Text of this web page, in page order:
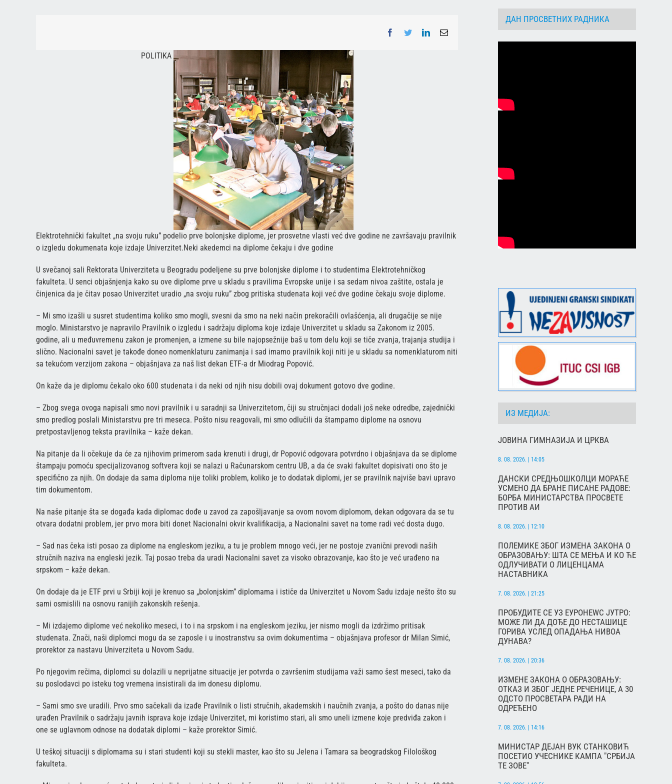
Facebook
TwitterLinkedInEmail
POLITIKA
Elektrotehnički fakultet „na svoju ruku” podelio prve bolonjske diplome, jer prosvetne vlasti već dve godine ne završavaju pravilnik
o izgledu dokumenata koje izdaje Univerzitet.Neki akedemci na diplome čekaju i dve godine
U svečanoj sali Rektorata Univerziteta u Beogradu podeljene su prve bolonjske diplome i to studentima Elektrotehničkog
fakulteta. U senci objašnjenja kako su ove diplome prve u skladu s pravilima Evropske unije i sa sedam nivoa zaštite, ostala je
činjenica da je čitav posao Univerzitet uradio „na svoju ruku” zbog pritiska studenata koji već dve godine čekaju svoje diplome.
– Mi smo izašli u susret studentima koliko smo mogli, svesni da smo na neki način prekoračili ovlašćenja, ali drugačije se nije
moglo. Ministarstvo je napravilo Pravilnik o izgledu i sadržaju diploma koje izdaje Univerzitet u skladu sa Zakonom iz 2005.
godine, ali u međuvremenu zakon je promenjen, a izmene su bile najopsežnije baš u tom delu koji se tiče zvanja, trajanja studija i
slično. Nacionalni savet je takođe doneo nomenklaturu zanimanja i sad imamo pravilnik koji niti je u skladu sa nomenklaturom niti
sa tekućom verzijom zakona – objašnjava za naš list dekan ETF-a dr Miodrag Popović.
On kaže da je diplomu čekalo oko 600 studenata i da neki od njih nisu dobili ovaj dokument gotovo dve godine.
– Zbog svega ovoga napisali smo novi pravilnik i u saradnji sa Univerzitetom, čiji su stručnjaci dodali još neke odredbe, zajednički
smo predlog poslali Ministarstvu pre tri meseca. Pošto nisu reagovali, mi smo odlučili da štampamo diplome na osnovu
pretpostavljenog teksta pravilnika – kaže dekan.
Na pitanje da li očekuje da će za njihovim primerom sada krenuti i drugi, dr Popović odgovara potvrdno i objašnjava da se diplome
štampaju pomoću specijalizovanog softvera koji se nalazi u Računarskom centru UB, a da će svaki fakultet dopisivati ono što je
specifično za njih. On dodaje da sama diploma nije toliki problem, koliko je to dodatak diplomi, jer se pravilnik najviše bavi upravo
tim dokumentom.
Na naše pitanje šta se događa kada diplomac dođe u zavod za zapošljavanje sa ovom novom diplomom, dekan odgovara da se tu
otvara dodatni problem, jer prvo mora biti donet Nacionalni okvir kvalifikacija, a Nacionalni savet na tome radi već dosta dugo.
– Sad nas čeka isti posao za diplome na engleskom jeziku, a tu je problem mnogo veći, jer ne postoje zvanični prevodi naših
stručnih naziva na engleski jezik. Taj posao treba da uradi Nacionalni savet za visoko obrazovanje, kao što je već urađeno na
srpskom – kaže dekan.
On dodaje da je ETF prvi u Srbiji koji je krenuo sa „bolonjskim” diplomama i ističe da Univerzitet u Novom Sadu izdaje nešto što su
sami osmislili na osnovu ranijih zakonskih rešenja.
– Mi izdajemo diplome već nekoliko meseci, i to i na srpskom i na engleskom jeziku, jer nismo mogli da izdržimo pritisak
studenata. Znači, naši diplomci mogu da se zaposle i u inostranstvu sa ovim dokumentima – objašnjava profesor dr Milan Simić,
prorektor za nastavu Univerziteta u Novom Sadu.
Po njegovim rečima, diplomci su dolazili u neprijatne situacije jer potvrda o završenim studijama važi samo šest meseci, tako da
su poslodavci po isteku tog vremena insistirali da im donesu diplomu.
– Sami smo sve uradili. Prvo smo sačekali da izađe Pravilnik o listi stručnih, akademskih i naučnih zvanja, a pošto do danas nije
urađen Pravilnik o sadržaju javnih isprava koje izdaje Univerzitet, mi koristimo stari, ali smo uneli izmene koje predviđa zakon i
one se uglavnom odnose na dodatak diplomi – kaže prorektor Simić.
U teškoj situaciji s diplomama su i stari studenti koji su stekli master, kao što su Jelena i Tamara sa beogradskog Filološkog
fakulteta.
ДАН ПРОСВЕТНИХ РАДНИКА
ИЗ МЕДИЈА:
ЈОВИНА ГИМНАЗИЈА И ЦРКВА
8. 08. 2026. | 14:05
ДАНСКИ СРЕДЊОШКОЛЦИ МОРАЋЕ
УСМЕНО ДА БРАНЕ ПИСАНЕ РАДОВЕ:
БОРБА МИНИСТАРСТВА ПРОСВЕТЕ
ПРОТИВ АИ
8. 08. 2026. | 12:10
ПОЛЕМИКЕ ЗБОГ ИЗМЕНА ЗАКОНА О
ОБРАЗОВАЊУ: ШТА СЕ МЕЊА И КО ЋЕ
ОДЛУЧИВАТИ О ЛИЦЕНЦАМА
НАСТАВНИКА
7. 08. 2026. | 21:25
ПРОБУДИТЕ СЕ УЗ ЕУРОНЕWС ЈУТРО:
МОЖЕ ЛИ ДА ДОЂЕ ДО НЕСТАШИЦЕ
ГОРИВА УСЛЕД ОПАДАЊА НИВОА
ДУНАВА?
7. 08. 2026. | 20:36
ИЗМЕНЕ ЗАКОНА О ОБРАЗОВАЊУ:
ОТКАЗ И ЗБОГ ЈЕДНЕ РЕЧЕНИЦЕ, А 30
ОДСТО ПРОСВЕТАРА РАДИ НА
ОДРЕЂЕНО
7. 08. 2026. | 14:16
МИНИСТАР ДЕЈАН ВУК СТАНКОВИЋ
ПОСЕТИО УЧЕСНИКЕ КАМПА "СРБИЈА
ТЕ ЗОВЕ"